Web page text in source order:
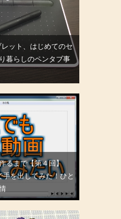
ット、はじめてのセ
暮らしのペンタブ事
るまで【第４回】
を出してみた！ひと